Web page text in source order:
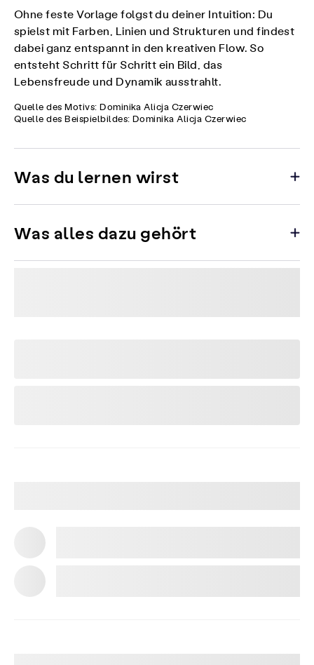
Ohne feste Vorlage folgst du deiner Intuition: Du
spielst mit Farben, Linien und Strukturen und findest
dabei ganz entspannt in den kreativen Flow. So
entsteht Schritt für Schritt ein Bild, das
Lebensfreude und Dynamik ausstrahlt.
Quelle des Motivs: Dominika Alicja Czerwiec
Quelle des Beispielbildes: Dominika Alicja Czerwiec
Was du lernen wirst
Was alles dazu gehört